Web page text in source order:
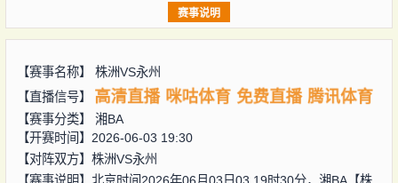
赛事说明
【赛事名称】 株洲VS永州
【直播信号】
高清直播 咪咕体育 免费直播 腾讯体育
【赛事分类】 湘BA
【开赛时间】2026-06-03 19:30
【对阵双方】 株洲VS永州
【赛事说明】北京时间2026年06月03日03 19时30分，湘BA【株